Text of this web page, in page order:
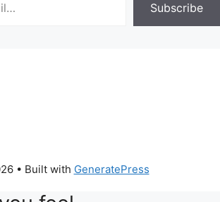
Subscribe
• Built with GeneratePress